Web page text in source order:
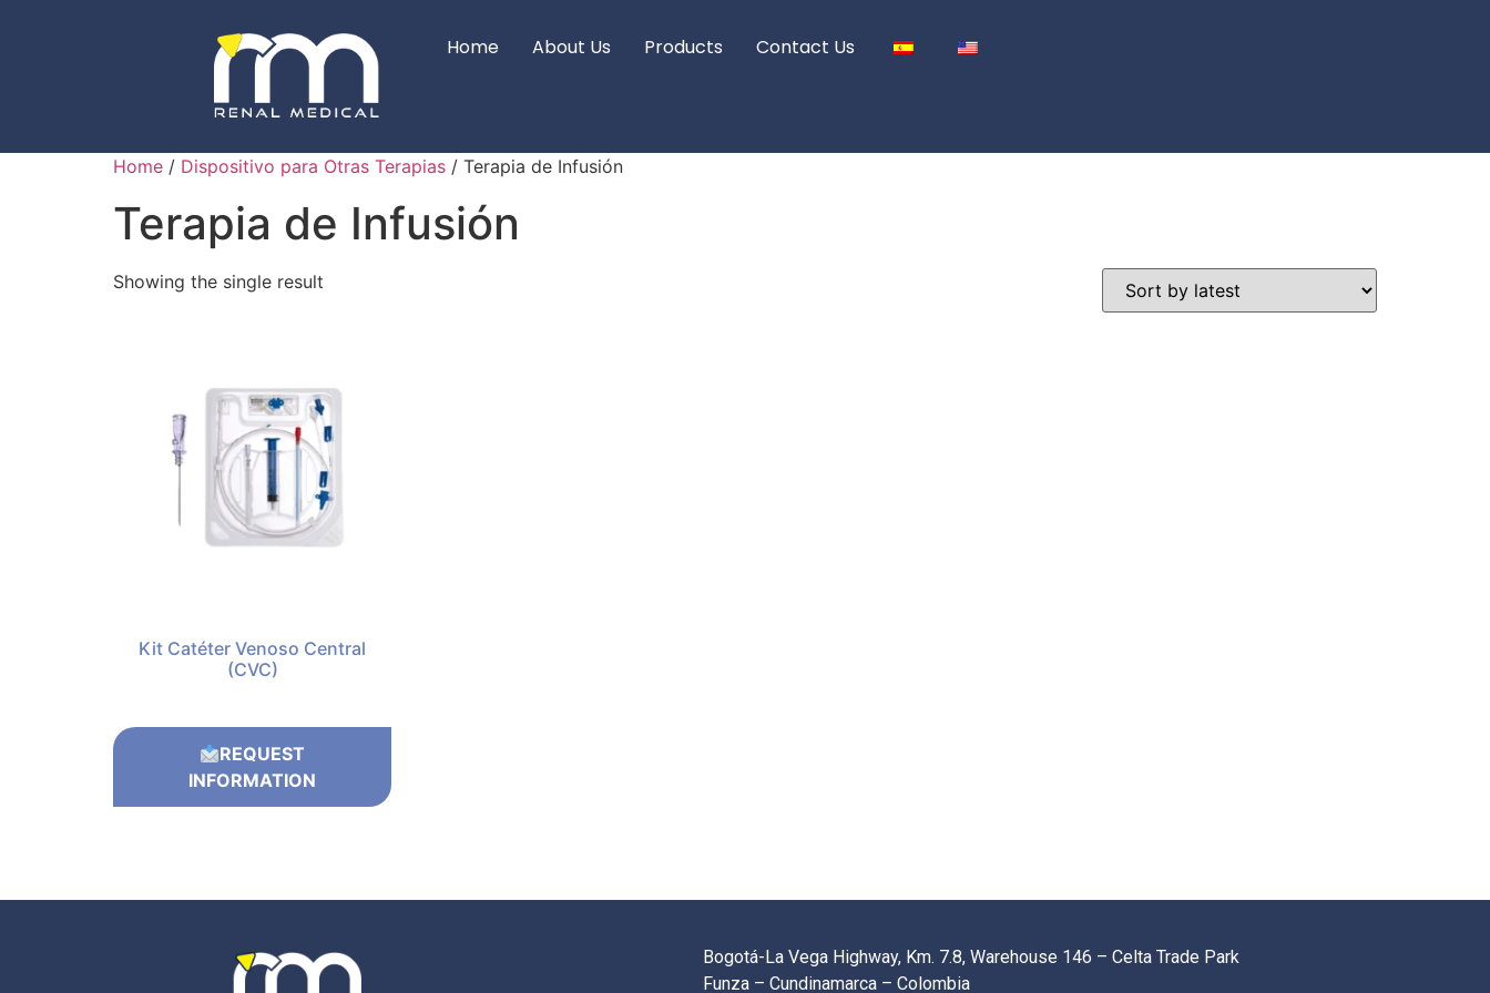
Home About Us Products Contact Us
Home / Dispositivo para Otras Terapias / Terapia de Infusión
Terapia de Infusión
Showing the single result
Kit Catéter Venoso Central
(CVC)
REQUEST
INFORMATION
Bogotá-La Vega Highway, Km. 7.8, Warehouse 146 – Celta Trade Park
Funza – Cundinamarca – Colombia